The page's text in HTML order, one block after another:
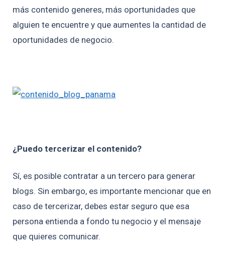
más contenido generes, más oportunidades que
alguien te encuentre y que aumentes la cantidad de
oportunidades de negocio.
¿Puedo tercerizar el contenido?
Sí, es posible contratar a un tercero para generar
blogs. Sin embargo, es importante mencionar que en
caso de tercerizar, debes estar seguro que esa
persona entienda a fondo tu negocio y el mensaje
que quieres comunicar.